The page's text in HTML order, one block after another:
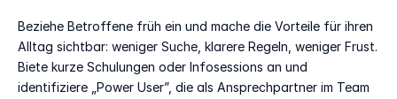
Beziehe Betroffene früh ein und mache die Vorteile für ihren
Alltag sichtbar: weniger Suche, klarere Regeln, weniger Frust.
Biete kurze Schulungen oder Infosessions an und
identifiziere „Power User”, die als Ansprechpartner im Team